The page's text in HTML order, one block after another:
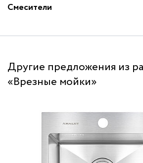
Смесители
Другие предложения из
«Врезные мойки»